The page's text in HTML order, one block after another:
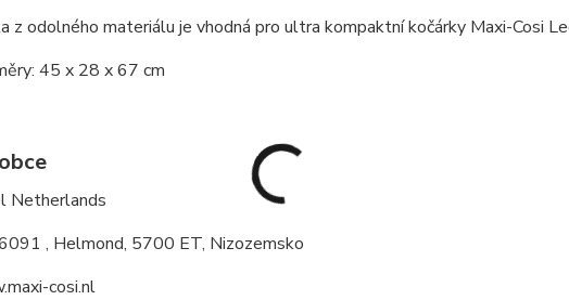
z odolného materiálu je vhodná pro ultra kompaktní kočárky Maxi-Cosi
45 x 28 x 67 cm
Netherlands
, Helmond, 5700 ET, Nizozemsko
cosi.nl